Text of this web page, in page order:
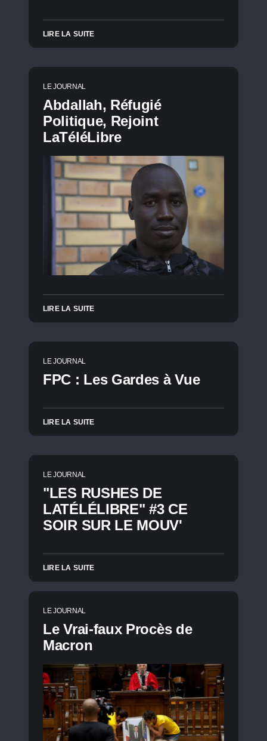
LIRE LA SUITE
LE JOURNAL
Abdallah, Réfugié
Politique, Rejoint
LaTéléLibre
LIRE LA SUITE
LE JOURNAL
FPC : Les Gardes à Vue
LIRE LA SUITE
LE JOURNAL
"LES RUSHES DE
LATÉLÉLIBRE" #3 CE
SOIR SUR LE MOUV'
LIRE LA SUITE
LE JOURNAL
Le Vrai-faux Procès de
Macron